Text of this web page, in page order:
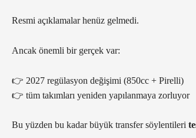
Resmi açıklamalar henüz gelmedi.
Ancak önemli bir gerçek var:
👉 2027 regülasyon değişimi (850cc + Pirelli)
👉 tüm takımları yeniden yapılanmaya zorluyor
Bu yüzden bu kadar büyük transfer söylentileri